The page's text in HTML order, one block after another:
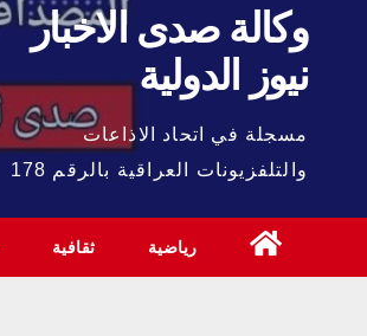
وكالة صدى الاخبار
نيوز الدولية
مسجلة في اتحاد الاذاعات
والتلفزيونات العراقية بالرقم 178
رياضية ثقافية